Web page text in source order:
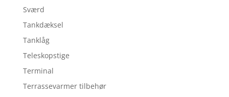
Sværd
Tankdæksel
Tanklåg
Teleskopstige
Terminal
Terrassevarmer tilbehør